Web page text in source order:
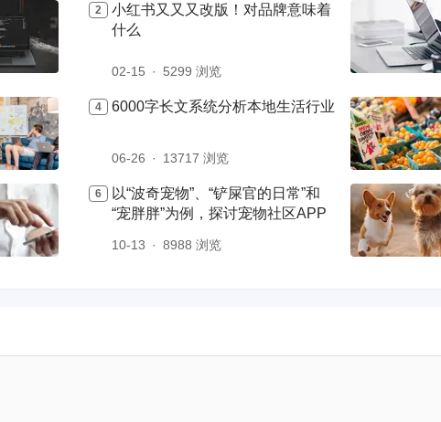
小红书又又又改版！对品牌意味着
什么
02-15 5299 浏览
6000字长文系统分析本地生活行业
06-26 13717 浏览
以“波奇宠物”、“铲屎官的日常”和
“宠胖胖”为例，探讨宠物社区APP
10-13 8988 浏览